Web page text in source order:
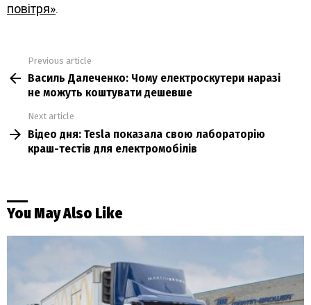
повітря».
more
Previous article
Василь Далеченко: Чому електроскутери наразі
не можуть коштувати дешевше
Next article
Відео дня: Tesla показала свою лабораторію
краш-тестів для електромобілів
You May Also Like